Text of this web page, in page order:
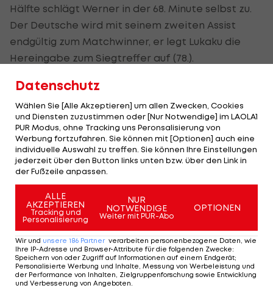
Hälfte schlägt Werner in der 68. Minute selbst zu.
Der Deutsche wird mit seinem zweiten Assist
endgültig zum Matchwinner, er legt Lukaku die
Hereingabe zum Siegtreffer auf (78.).
Im Viertelfinale steht auch Ralph Hasenhüttl mit
seinemFC Southampton. Die "Saints" schlagen
West Ham daheim 3:1.
Perraud (31.), Ward-Prowse (69./Elfmeter) und Broja
(90.+5) sorgen für den Einzug unter die letzten
Acht, nachdem Antonio nur neun Minuten lang
ausgleichen kann (60.).
Liverpool zieht nach einem 2:1 gegen Norwich City
ebenfalls in die Runde der letzten acht ein. Ex-
Datenschutz
Wählen Sie [Alle Akzeptieren] um allen Zwecken, Cookies
und Diensten zuzustimmen oder [Nur Notwendige] im LAOLA1
PUR Modus, ohne Tracking uns Peronsalisierung von
Werbung fortzufahren. Sie können mit [Optionen] auch eine
individuelle Auswahl zu treffen. Sie können Ihre Einstellungen
jederzeit über den Button links unten bzw. über den Link in
der Fußzeile anpassen.
ALLE
AKZEPTIEREN
Tracking und
Personalisierung
NUR
NOTWENDIGE
Weiter mit PUR-Abo
OPTIONEN
Wir und unsere 186 Partner verarbeiten personenbezogene Daten, wie
Ihre IP-Adresse und Browser-Attribute für die folgenden Zwecke:
Speichern von oder Zugriff auf Informationen auf einem Endgerät;
Personalisierte Werbung und Inhalte, Messung von Werbeleistung und
der Performance von Inhalten, Zielgruppenforschung sowie Entwicklung
und Verbesserung von Angeboten.